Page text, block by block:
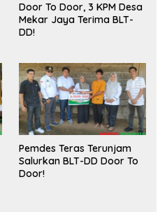
Door To Door, 3 KPM Desa
Mekar Jaya Terima BLT-
DD!
Pemdes Teras Terunjam
Salurkan BLT-DD Door To
Door!